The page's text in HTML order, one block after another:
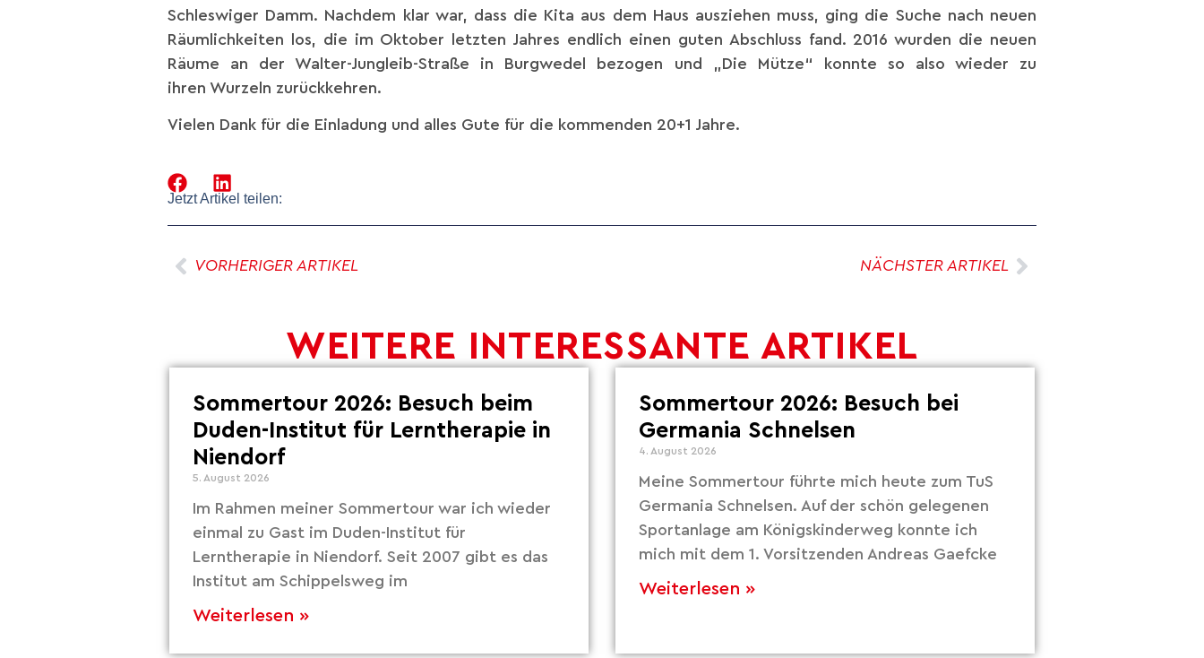
Schleswiger Damm. Nachdem klar war, dass die Kita aus dem Haus ausziehen muss, ging die Suche nach neuen
Räumlichkeiten los, die im Oktober letzten Jahres endlich einen guten Abschluss fand. 2016 wurden die neuen
Räume an der Walter-Jungleib-Straße in Burgwedel bezogen und „Die Mütze“ konnte so also wieder zu
ihren Wurzeln zurückkehren.
Vielen Dank für die Einladung und alles Gute für die kommenden 20+1 Jahre.
Jetzt Artikel teilen:
VORHERIGER ARTIKEL NÄCHSTER ARTIKEL
WEITERE INTERESSANTE ARTIKEL
Sommertour 2026: Besuch beim
Duden-Institut für Lerntherapie in
Niendorf
5. August 2026
Im Rahmen meiner Sommertour war ich wieder
einmal zu Gast im Duden-Institut für
Lerntherapie in Niendorf. Seit 2007 gibt es das
Institut am Schippelsweg im
Weiterlesen »
Sommertour 2026: Besuch bei
Germania Schnelsen
4. August 2026
Meine Sommertour führte mich heute zum TuS
Germania Schnelsen. Auf der schön gelegenen
Sportanlage am Königskinderweg konnte ich
mich mit dem 1. Vorsitzenden Andreas Gaefcke
Weiterlesen »